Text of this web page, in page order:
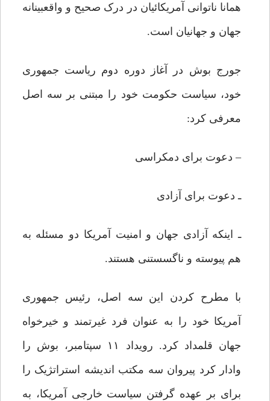
همانا ناتوانى آمریکائیان در درک صحیح و واقع‏بینانه
جهان و جهانیان است.
جورج بوش در آغاز دوره دوم ریاست جمهورى
خود، سیاست حکومت خود را مبتنی بر سه اصل
معرفى کرد:
– دعوت براى دمکراسى
ـ دعوت براى آزادى
ـ اینکه آزادى جهان و امنیت آمریکا دو مسئله به
هم پیوسته و ناگسستنى هستند.
با مطرح کردن این سه اصل، رئیس جمهورى
آمریکا خود را به عنوان فرد غیرتمند و خیرخواه
جهان قلمداد کرد. رویداد ۱۱ سپتامبر، بوش را
وادار کرد پیروان سه مکتب اندیشه استراتژیک را
براى بر عهده گرفتن سیاست خارجى آمریکا، به